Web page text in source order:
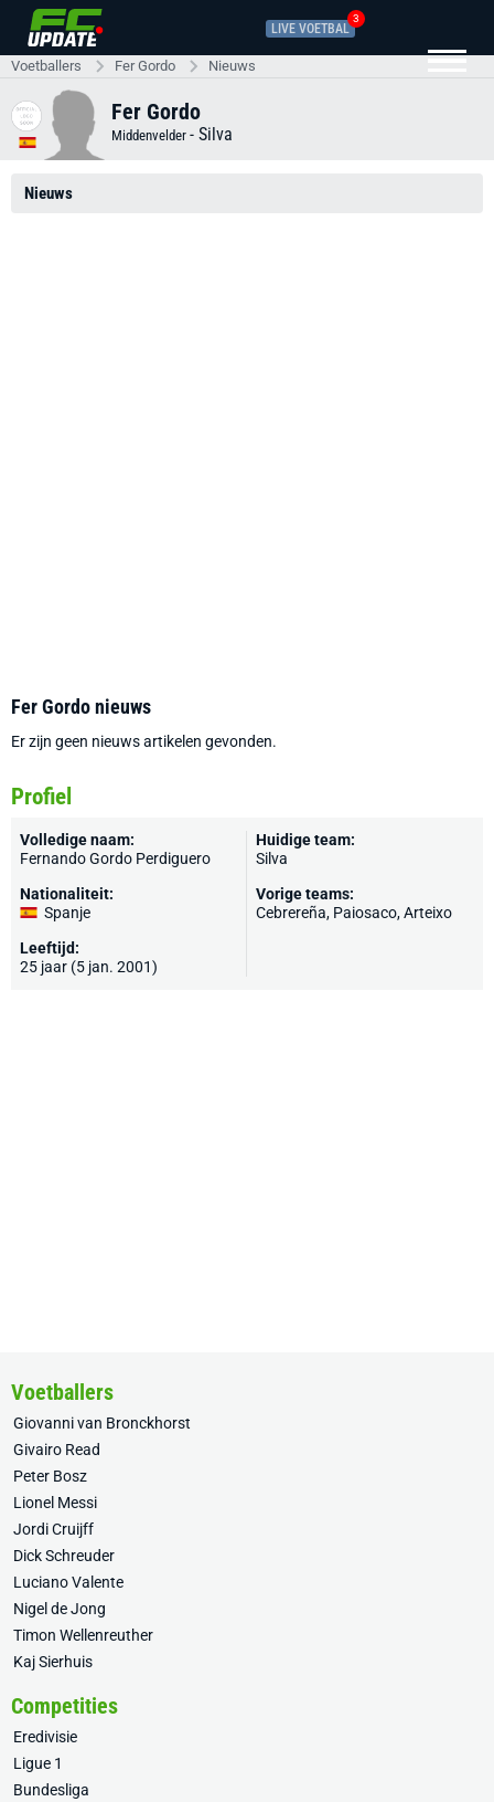
LIVE VOETBAL
3
Voetballers Fer Gordo Nieuws
Fer Gordo
Middenvelder - Silva
Nieuws
Fer Gordo nieuws
Er zijn geen nieuws artikelen gevonden.
Profiel
Volledige naam:
Fernando Gordo Perdiguero
Nationaliteit:
Spanje
Leeftijd:
25 jaar (5 jan. 2001)
Huidige team:
Silva
Vorige teams:
Cebrereña, Paiosaco, Arteixo
Voetballers
Giovanni van Bronckhorst
Givairo Read
Peter Bosz
Lionel Messi
Jordi Cruijff
Dick Schreuder
Luciano Valente
Nigel de Jong
Timon Wellenreuther
Kaj Sierhuis
Competities
Eredivisie
Ligue 1
Bundesliga